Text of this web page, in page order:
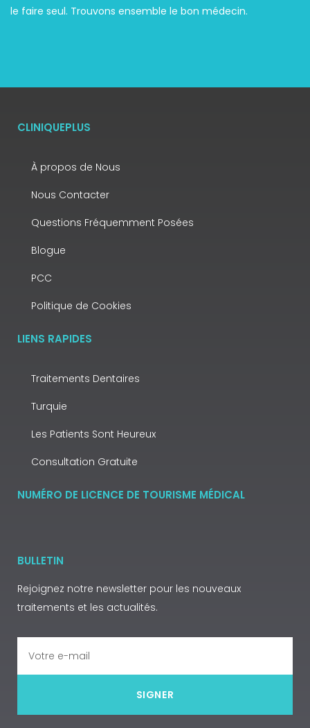
le faire seul. Trouvons ensemble le bon médecin.
CLINIQUEPLUS
À propos de Nous
Nous Contacter
Questions Fréquemment Posées
Blogue
PCC
Politique de Cookies
LIENS RAPIDES
Traitements Dentaires
Turquie
Les Patients Sont Heureux
Consultation Gratuite
NUMÉRO DE LICENCE DE TOURISME MÉDICAL
BULLETIN
Rejoignez notre newsletter pour les nouveaux
traitements et les actualités.
SIGNER